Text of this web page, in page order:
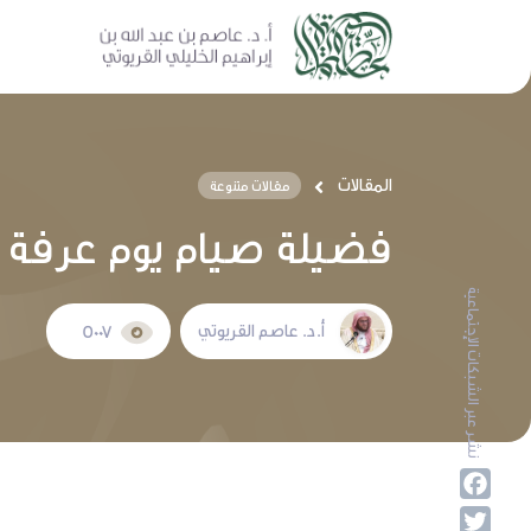
المقالات مقالات متنوعة
فضيلة صيام يوم عرفة
أ.د. عاصم القريوتي نشر عبر الشبكات الإجتماعية